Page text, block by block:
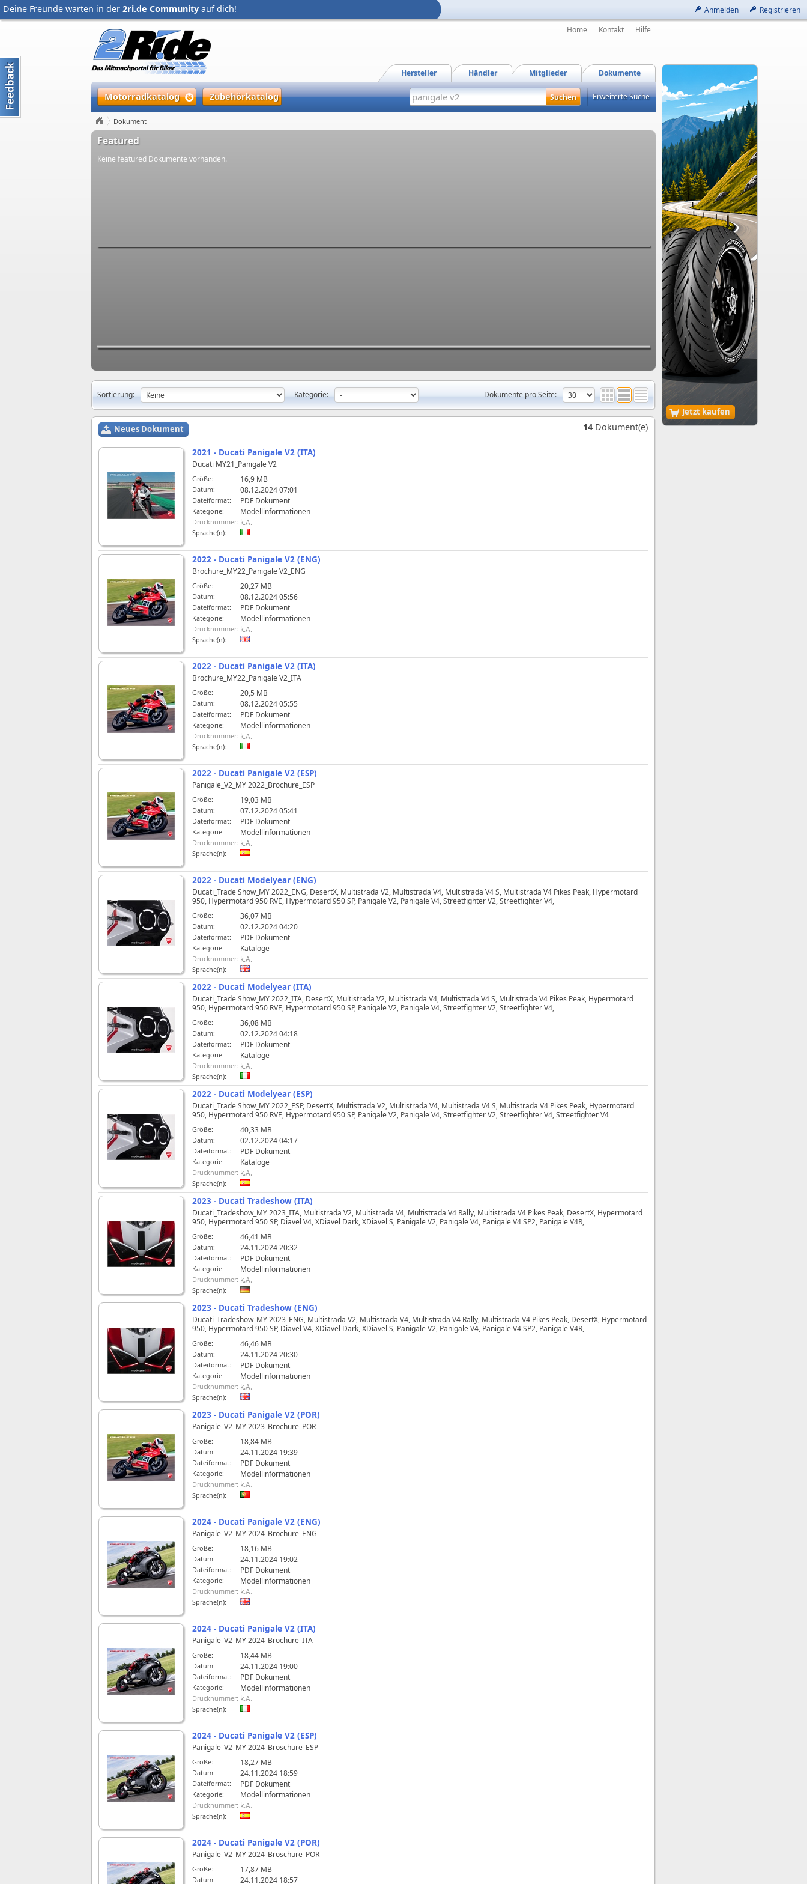
Anmelden Registrieren
Deine Freunde warten in der 2ri.de Community auf dich!
Jetzt kaufen
Home Kontakt Hilfe
Dokumente
Mitglieder
Händler
Hersteller
Motorradkatalog Zubehörkatalog Erweiterte Suche
Dokument
Featured
Keine featured Dokumente vorhanden.
Dokumente pro Seite:
Sortierung: Kategorie:
14 Dokument(e)
Neues Dokument
2021 - Ducati Panigale V2 (ITA)
Ducati MY21_Panigale V2
Größe: 16,9 MB
Datum: 08.12.2024 07:01
Dateiformat: PDF Dokument
Kategorie: Modellinformationen
Drucknummer: k.A.
Sprache(n):
2022 - Ducati Panigale V2 (ENG)
Brochure_MY22_Panigale V2_ENG
Größe: 20,27 MB
Datum: 08.12.2024 05:56
Dateiformat: PDF Dokument
Kategorie: Modellinformationen
Drucknummer: k.A.
Sprache(n):
2022 - Ducati Panigale V2 (ITA)
Brochure_MY22_Panigale V2_ITA
Größe: 20,5 MB
Datum: 08.12.2024 05:55
Dateiformat: PDF Dokument
Kategorie: Modellinformationen
Drucknummer: k.A.
Sprache(n):
2022 - Ducati Panigale V2 (ESP)
Panigale_V2_MY 2022_Brochure_ESP
Größe: 19,03 MB
Datum: 07.12.2024 05:41
Dateiformat: PDF Dokument
Kategorie: Modellinformationen
Drucknummer: k.A.
Sprache(n):
2022 - Ducati Modelyear (ENG)
Ducati_Trade Show_MY 2022_ENG, DesertX, Multistrada V2, Multistrada V4, Multistrada V4 S, Multistrada V4 Pikes Peak, Hypermotard
950, Hypermotard 950 RVE, Hypermotard 950 SP, Panigale V2, Panigale V4, Streetfighter V2, Streetfighter V4,
Größe: 36,07 MB
Datum: 02.12.2024 04:20
Dateiformat: PDF Dokument
Kategorie: Kataloge
Drucknummer: k.A.
Sprache(n):
2022 - Ducati Modelyear (ITA)
Ducati_Trade Show_MY 2022_ITA, DesertX, Multistrada V2, Multistrada V4, Multistrada V4 S, Multistrada V4 Pikes Peak, Hypermotard
950, Hypermotard 950 RVE, Hypermotard 950 SP, Panigale V2, Panigale V4, Streetfighter V2, Streetfighter V4,
Größe: 36,08 MB
Datum: 02.12.2024 04:18
Dateiformat: PDF Dokument
Kategorie: Kataloge
Drucknummer: k.A.
Sprache(n):
2022 - Ducati Modelyear (ESP)
Ducati_Trade Show_MY 2022_ESP, DesertX, Multistrada V2, Multistrada V4, Multistrada V4 S, Multistrada V4 Pikes Peak, Hypermotard
950, Hypermotard 950 RVE, Hypermotard 950 SP, Panigale V2, Panigale V4, Streetfighter V2, Streetfighter V4, Streetfighter V4
Größe: 40,33 MB
Datum: 02.12.2024 04:17
Dateiformat: PDF Dokument
Kategorie: Kataloge
Drucknummer: k.A.
Sprache(n):
2023 - Ducati Tradeshow (ITA)
Ducati_Tradeshow_MY 2023_ITA, Multistrada V2, Multistrada V4, Multistrada V4 Rally, Multistrada V4 Pikes Peak, DesertX, Hypermotard
950, Hypermotard 950 SP, Diavel V4, XDiavel Dark, XDiavel S, Panigale V2, Panigale V4, Panigale V4 SP2, Panigale V4R,
Größe: 46,41 MB
Datum: 24.11.2024 20:32
Dateiformat: PDF Dokument
Kategorie: Modellinformationen
Drucknummer: k.A.
Sprache(n):
2023 - Ducati Tradeshow (ENG)
Ducati_Tradeshow_MY 2023_ENG, Multistrada V2, Multistrada V4, Multistrada V4 Rally, Multistrada V4 Pikes Peak, DesertX, Hypermotard
950, Hypermotard 950 SP, Diavel V4, XDiavel Dark, XDiavel S, Panigale V2, Panigale V4, Panigale V4 SP2, Panigale V4R,
Größe: 46,46 MB
Datum: 24.11.2024 20:30
Dateiformat: PDF Dokument
Kategorie: Modellinformationen
Drucknummer: k.A.
Sprache(n):
2023 - Ducati Panigale V2 (POR)
Panigale_V2_MY 2023_Brochure_POR
Größe: 18,84 MB
Datum: 24.11.2024 19:39
Dateiformat: PDF Dokument
Kategorie: Modellinformationen
Drucknummer: k.A.
Sprache(n):
2024 - Ducati Panigale V2 (ENG)
Panigale_V2_MY 2024_Brochure_ENG
Größe: 18,16 MB
Datum: 24.11.2024 19:02
Dateiformat: PDF Dokument
Kategorie: Modellinformationen
Drucknummer: k.A.
Sprache(n):
2024 - Ducati Panigale V2 (ITA)
Panigale_V2_MY 2024_Brochure_ITA
Größe: 18,44 MB
Datum: 24.11.2024 19:00
Dateiformat: PDF Dokument
Kategorie: Modellinformationen
Drucknummer: k.A.
Sprache(n):
2024 - Ducati Panigale V2 (ESP)
Panigale_V2_MY 2024_Broschüre_ESP
Größe: 18,27 MB
Datum: 24.11.2024 18:59
Dateiformat: PDF Dokument
Kategorie: Modellinformationen
Drucknummer: k.A.
Sprache(n):
2024 - Ducati Panigale V2 (POR)
Panigale_V2_MY 2024_Broschüre_POR
Größe: 17,87 MB
Datum: 24.11.2024 18:57